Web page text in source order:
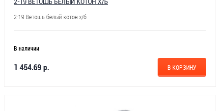
2-19 Ветошь белый котон х/б
В наличии
1 454.69 р. В КОРЗИНУ